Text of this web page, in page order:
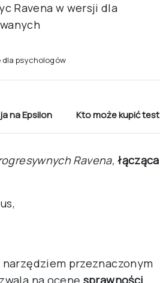
Ravena w wersji dla
dla psychologów
na Epsilon Kto może kupić test
Ravena, łącząca
przeznaczonym
na ocenę sprawności